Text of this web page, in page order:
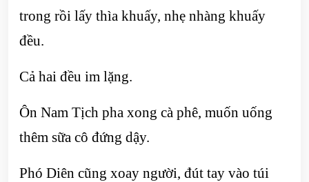
trong rồi lấy thìa khuấy, nhẹ nhàng khuấy
đều.
Cả hai đều im lặng.
Ôn Nam Tịch pha xong cà phê, muốn uống
thêm sữa cô đứng dậy.
Phó Diên cũng xoay người, đút tay vào túi